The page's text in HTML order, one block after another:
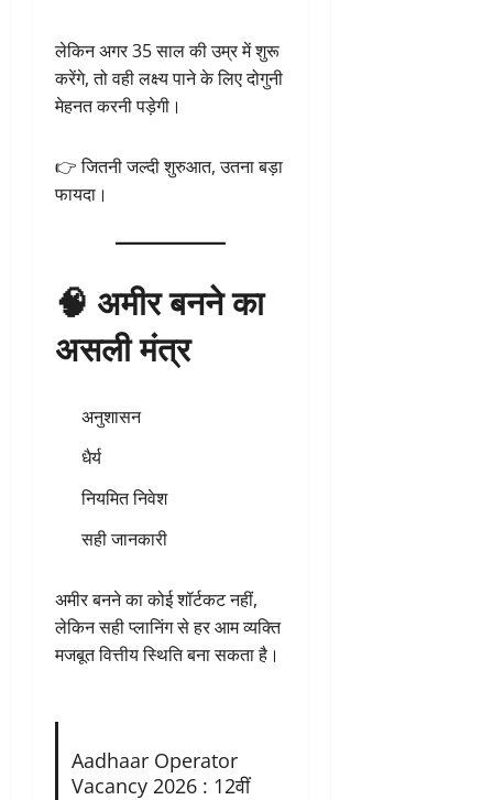
लेकिन अगर 35 साल की उम्र में शुरू
करेंगे, तो वही लक्ष्य पाने के लिए दोगुनी
मेहनत करनी पड़ेगी।
👉 जितनी जल्दी शुरुआत, उतना बड़ा
फायदा।
🧠 अमीर बनने का
असली मंत्र
अनुशासन
धैर्य
नियमित निवेश
सही जानकारी
अमीर बनने का कोई शॉर्टकट नहीं,
लेकिन सही प्लानिंग से हर आम व्यक्ति
मजबूत वित्तीय स्थिति बना सकता है।
Aadhaar Operator
Vacancy 2026 : 12वीं